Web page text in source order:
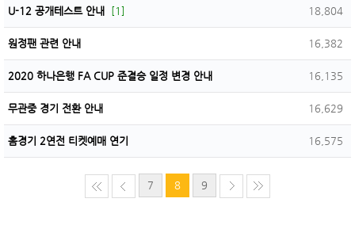
U-12 공개테스트 안내 [1] 18,804
원정팬 관련 안내 16,382
2020 하나은행 FA CUP 준결승 일정 변경 안내 16,135
무관중 경기 전환 안내 16,629
홈경기 2연전 티켓예매 연기 16,575
7 8 9